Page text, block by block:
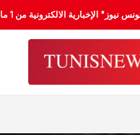
من 1 ماي 2000 إلى 31 جانفي 2012.